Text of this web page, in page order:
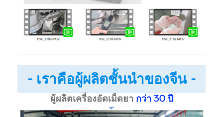
- เราคือผู้ผลิตชั้นนำของจีน -
ผู้ผลิตเครื่องอัดเม็ดยา กว่า 30 ปี